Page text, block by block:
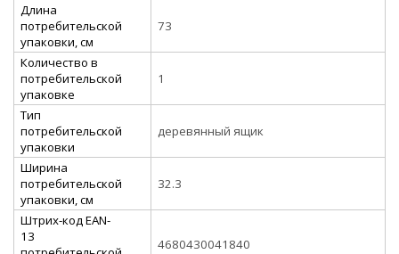
Длина
потребительской
упаковки, см
73
Количество в
потребительской
упаковке
1
Тип
потребительской
упаковки
деревянный ящик
Ширина
потребительской
упаковки, см
32.3
Штрих-код EAN-
13
4680430041840